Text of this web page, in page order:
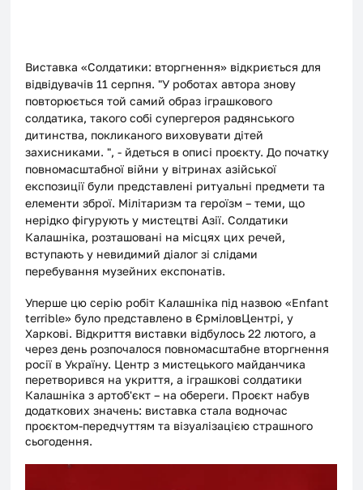
Виставка «Солдатики: вторгнення» відкриється для
відвідувачів 11 серпня. "У роботах автора знову
повторюється той самий образ іграшкового
солдатика, такого собі супергероя радянського
дитинства, покликаного виховувати дітей
захисниками. ", - йдеться в описі проєкту. До початку
повномасштабної війни у вітринах азійської
експозиції були представлені ритуальні предмети та
елементи зброї. Мілітаризм та героїзм – теми, що
нерідко фігурують у мистецтві Азії. Солдатики
Калашніка, розташовані на місцях цих речей,
вступають у невидимий діалог зі слідами
перебування музейних експонатів.
Уперше цю серію робіт Калашніка під назвою «Enfant
terrible» було представлено в ЄрміловЦентрі, у
Харкові. Відкриття виставки відбулось 22 лютого, а
через день розпочалося повномасштабне вторгнення
росії в Україну. Центр з мистецького майданчика
перетворився на укриття, а іграшкові солдатики
Калашніка з артоб'єкт – на обереги. Проєкт набув
додаткових значень: виставка стала водночас
проєктом-передчуттям та візуалізацією страшного
сьогодення.